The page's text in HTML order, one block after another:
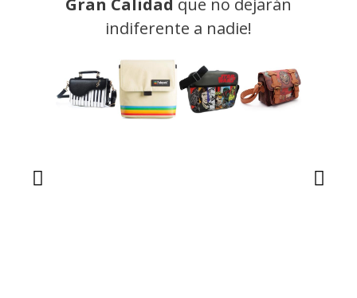
Gran Calidad que no dejarán
indiferente a nadie!